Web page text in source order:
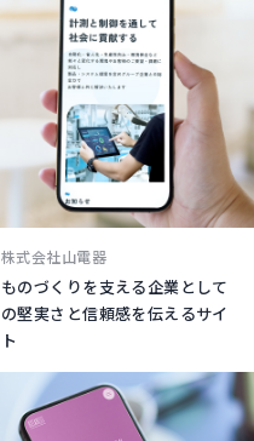
株式会社山電器
ものづくりを支える企業として
の堅実さと信頼感を伝えるサイ
ト